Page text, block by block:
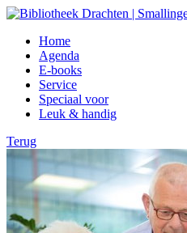
Home
Agenda
E-books
Service
Speciaal voor
Leuk & handig
Terug